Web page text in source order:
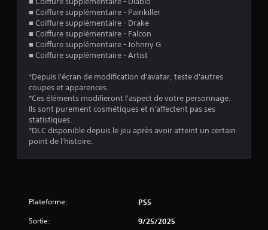
■ Coiffure supplémentaire - Painkiller
■ Coiffure supplémentaire - Drake
■ Coiffure supplémentaire - Falcon
■ Coiffure supplémentaire - Johnny G
■ Coiffure supplémentaire - Artist
*Depuis l'écran de modification d'avatar, teste d'autres
coupes et apparences.
*Ces éléments modifieront l'aspect de votre personnage.
Ils sont purement cosmétiques et n'affectent pas ses
statistiques.
*DLC disponible depuis le jeu après avoir atteint un certain
point de l'histoire.
Plateforme: PS5
Sortie: 9/25/2025